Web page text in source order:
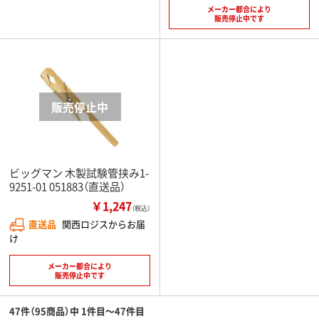
メーカー都合により
販売停止中です
ビッグマン 木製試験管挟み1-
9251-01 051883（直送品）
￥1,247（税込）
直送品 関西ロジスからお届
け
メーカー都合により
販売停止中です
47件（95商品）中 1件目～47件目